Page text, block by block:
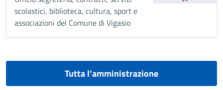
scolastici, biblioteca, cultura, sport e
associazioni del Comune di Vigasio
Tutta l’amministrazione